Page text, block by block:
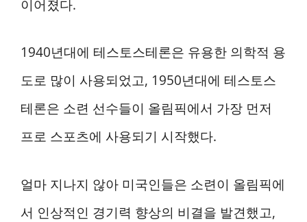
이어졌다.
1940년대에 테스토스테론은 유용한 의학적 용
도로 많이 사용되었고, 1950년대에 테스토스
테론은 소련 선수들이 올림픽에서 가장 먼저
프로 스포츠에 사용되기 시작했다.
얼마 지나지 않아 미국인들은 소련이 올림픽에
서 인상적인 경기력 향상의 비결을 발견했고,